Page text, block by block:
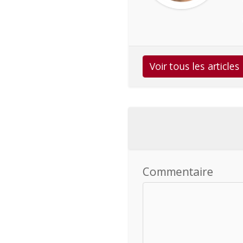
Voir tous les articles
Commentaire